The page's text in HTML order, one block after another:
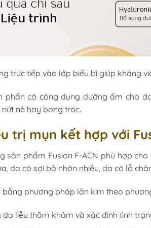
trực tiếp vào lớp biểu bì giúp kháng
phần có công dụng dưỡng ẩm cho
nẻ hay bong tróc.
trị mụn kết hợp với
sản phẩm Fusion F-ACN phù hợp
da có sợi bã nhờn nhiều, da có lỗ
bằng phương pháp lăn kim theo
da liễu thăm khám và xác định tình